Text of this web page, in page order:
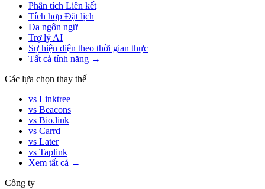
Phân tích Liên kết
Tích hợp Đặt lịch
Đa ngôn ngữ
Trợ lý AI
Sự hiện diện theo thời gian thực
Tất cả tính năng →
Các lựa chọn thay thế
vs Linktree
vs Beacons
vs Bio.link
vs Carrd
vs Later
vs Taplink
Xem tất cả →
Công ty